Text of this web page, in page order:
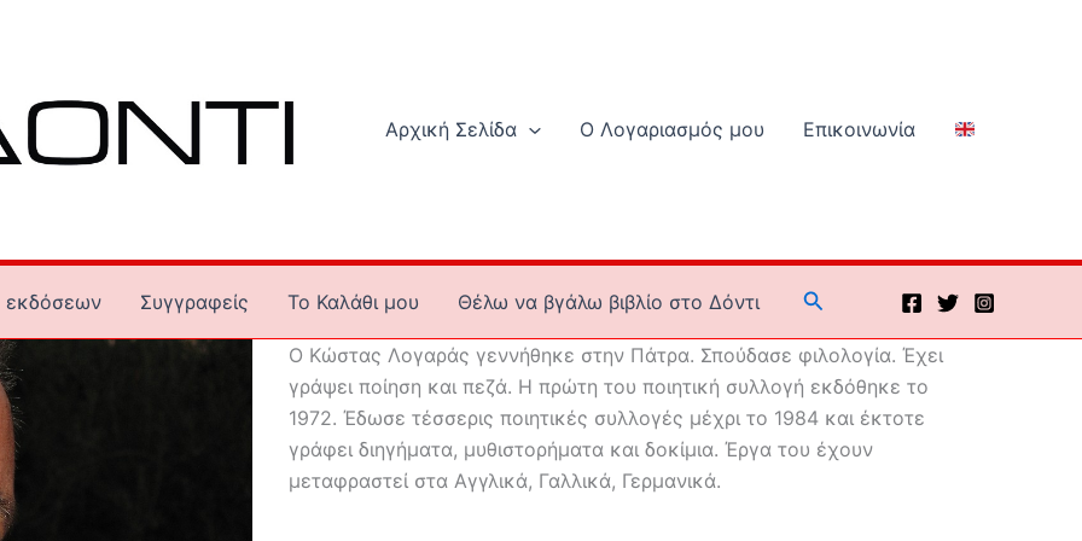
Αρχική Σελίδα Ο Λογαριασμός μου Επικοινωνία
εκδόσεων Συγγραφείς To Καλάθι μου Θέλω να βγάλω βιβλίο στο Δόντι Αναζήτηση
Ο Κώστας Λογαράς γεννήθηκε στην Πάτρα. Σπούδασε φιλολογία. Έχει
γράψει ποίηση και πεζά. Η πρώτη του ποιητική συλλογή εκδόθηκε το
1972. Έδωσε τέσσερις ποιητικές συλλογές μέχρι το 1984 και έκτοτε
γράφει διηγήματα, μυθιστορήματα και δοκίμια. Έργα του έχουν
μεταφραστεί στα Αγγλικά, Γαλλικά, Γερμανικά.